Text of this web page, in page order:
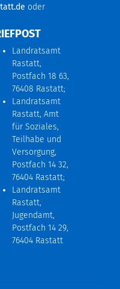
oder
Landratsamt
Rastatt,
Postfach 18 63,
76408 Rastatt;
Landratsamt
Rastatt, Amt
für Soziales,
Teilhabe und
Versorgung,
Postfach 14 32,
76404 Rastatt;
Landratsamt
Rastatt,
Jugendamt,
Postfach 14 29,
76404 Rastatt